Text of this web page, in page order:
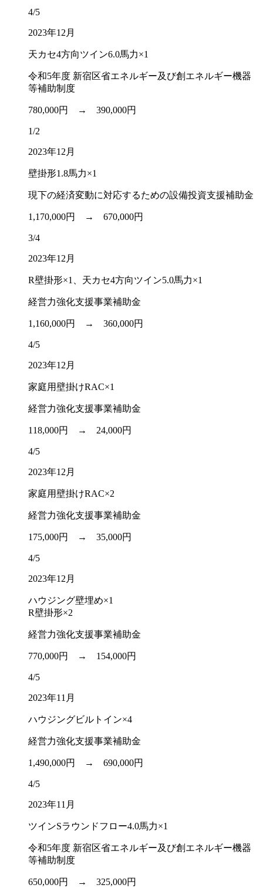
4/5
2023年12月
天カセ4方向ツイン6.0馬力×1
令和5年度 新宿区省エネルギー及び創エネルギー機器
等補助制度
780,000円 → 390,000円
1/2
2023年12月
壁掛形1.8馬力×1
現下の経済変動に対応するための設備投資支援補助金
1,170,000円 → 670,000円
3/4
2023年12月
R壁掛形×1、天カセ4方向ツイン5.0馬力×1
経営力強化支援事業補助金
1,160,000円 → 360,000円
4/5
2023年12月
家庭用壁掛けRAC×1
経営力強化支援事業補助金
118,000円 → 24,000円
4/5
2023年12月
家庭用壁掛けRAC×2
経営力強化支援事業補助金
175,000円 → 35,000円
4/5
2023年12月
ハウジング壁埋め×1
R壁掛形×2
経営力強化支援事業補助金
770,000円 → 154,000円
4/5
2023年11月
ハウジングビルトイン×4
経営力強化支援事業補助金
1,490,000円 → 690,000円
4/5
2023年11月
ツインSラウンドフロー4.0馬力×1
令和5年度 新宿区省エネルギー及び創エネルギー機器
等補助制度
650,000円 → 325,000円